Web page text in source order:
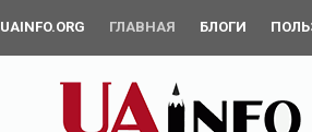
UAINFO.ORG ГЛАВНАЯ БЛОГИ